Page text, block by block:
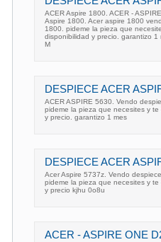
ACER Aspire 1800. ACER -
Aspire 1800. Acer aspire 1800
1800. pideme la pieza que
disponibilidad y precio. garantizo
M
DESPIECE ACER
ACER ASPIRE 5630. Vendo
pideme la pieza que necesites y
y precio. garantizo 1 mes
DESPIECE ACER
Acer Aspire 5737z. Vendo
pideme la pieza que necesites y
y precio kjhu 0o8u
ACER - ASPIRE ONE